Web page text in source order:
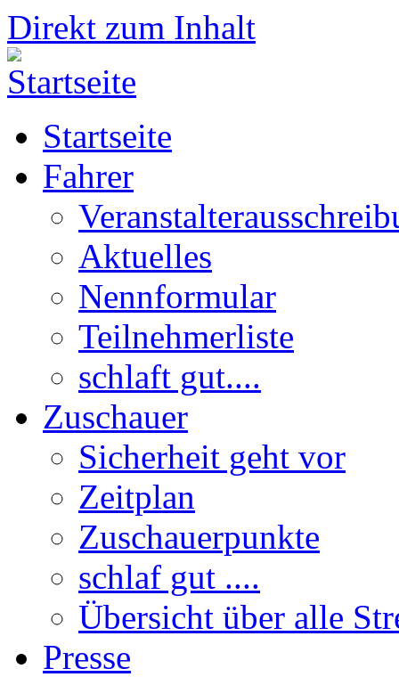
Direkt zum Inhalt
Startseite
Fahrer
Aktuelles
Nennformular
Teilnehmerliste
schlaft gut....
Zuschauer
Sicherheit geht vor
Zeitplan
Zuschauerpunkte
schlaf gut ....
Übersicht über alle
Presse